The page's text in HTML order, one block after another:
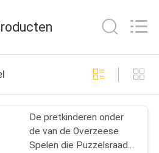
boek
21
De pretkinderen onder
de van de Overzeese
Spelen die Puzzelsraad